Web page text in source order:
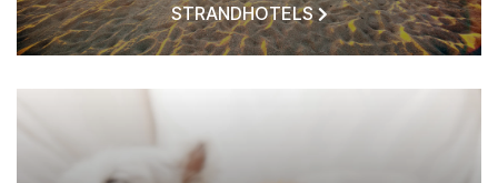
STRANDHOTELS